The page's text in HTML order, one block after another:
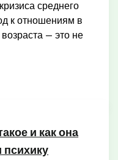
среднего
к отношениям в
— это не
и как она
психику